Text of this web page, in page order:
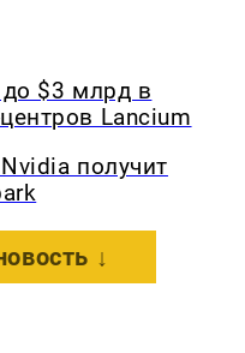
до $3 млрд в
Lancium
получит
↓